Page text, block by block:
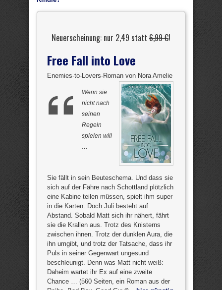
Neuerscheinung: nur 2,49 statt 6,99 €!
Free Fall into Love
Enemies-to-Lovers-Roman von Nora Amelie
Wenn sie
nicht nach
seinen
Regeln
spielen will
…
Sie fällt in sein Beuteschema. Und dass sie
sich auf der Fähre nach Schottland plötzlich
eine Kabine teilen müssen, spielt ihm super
in die Karten. Doch Juli besteht auf
Abstand. Sobald Matt sich ihr nähert, fährt
sie die Krallen aus. Trotz des Knisterns
zwischen ihnen. Trotz der dunklen Aura, die
ihn umgibt, und trotz der Tatsache, dass ihr
Puls in seiner Gegenwart ungesund
beschleunigt. Denn was Matt nicht weiß:
Daheim wartet ihr Ex auf eine zweite
Chance … (560 Seiten, ein Roman aus der